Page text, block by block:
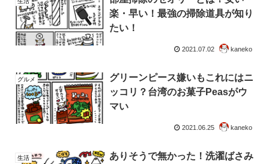
楽・早い！最強の掃除道具が知り
たい！
2021.07.02 kaneko
グルメ
グリーンピース嫌いもこれにはニ
ッコリ？台湾のお菓子Peasがウ
マい
2021.06.25 kaneko
生活
ありそうで無かった！洗濯ばさみ